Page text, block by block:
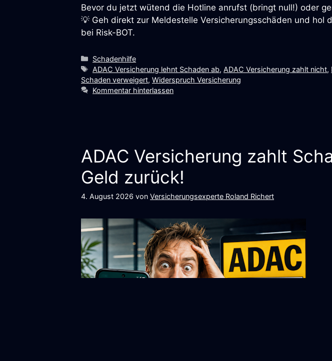
Bevor du jetzt wütend die Hotline anrufst (bringt null!) oder
💡 Geh direkt zur Meldestelle Versicherungsschäden und
bei Risk-BOT.
Kategorien
Schadenhilfe
Schlagwörter
ADAC Versicherung lehnt Schaden ab,ADAC Versicherung zahlt nicht,
Schaden verweigert, Widerspruch Versicherung
Kommentar hinterlassen
ADAC Versicherung zahlt
Geld zurück!
4. August 2026 von Versicherungsexperte Roland Richert